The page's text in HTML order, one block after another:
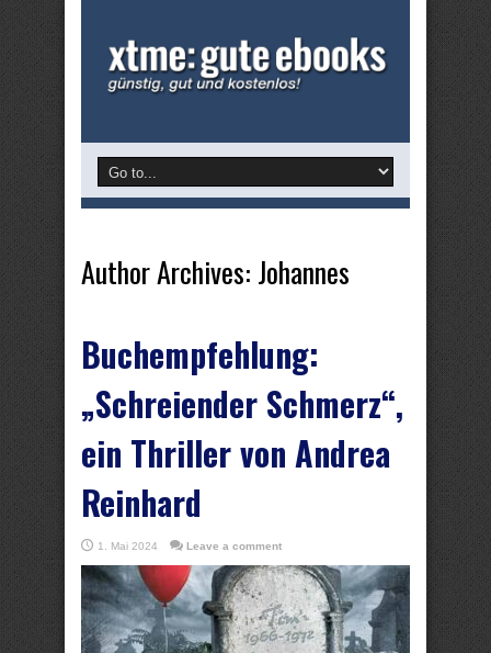
Author Archives: Johannes
Buchempfehlung:
„Schreiender Schmerz“,
ein Thriller von Andrea
Reinhard
1. Mai 2024 Leave a comment